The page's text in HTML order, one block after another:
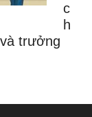
c
h
trưởng